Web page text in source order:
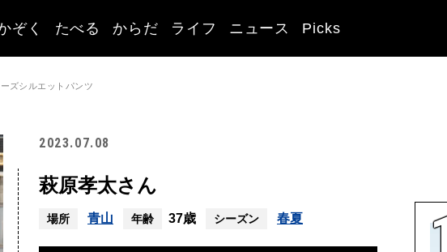
ぞく たべる からだ ライフ ニュース Picks
ズシルエットパンツ
2023.07.08
萩原孝太さん
場所 青山 年齢 37歳 シーズン 春夏